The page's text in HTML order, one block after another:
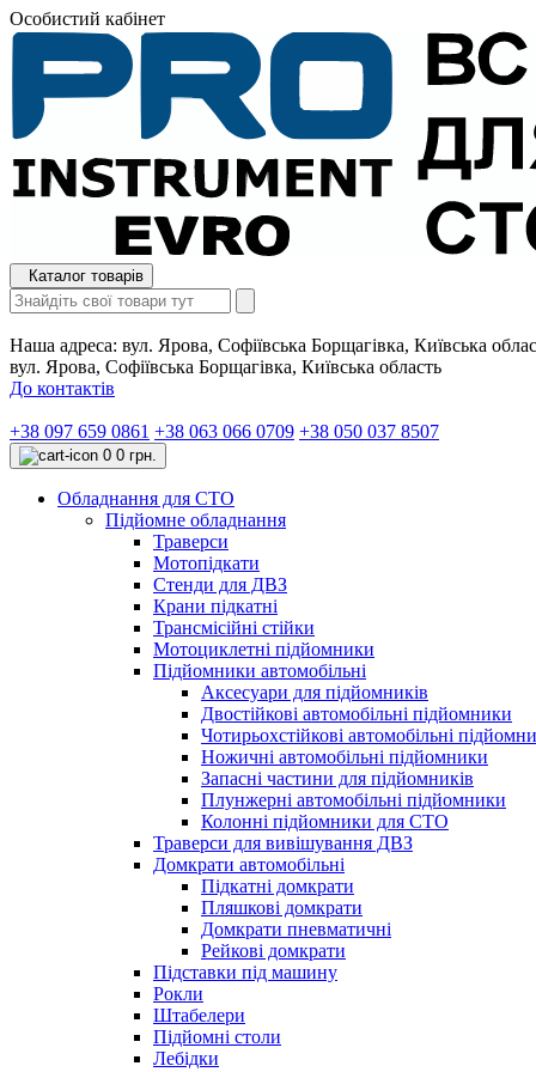
Особистий кабінет
Каталог товарів
Наша адреса: вул. Ярова, Софіївська Борщагівка, Київська
вул. Ярова, Софіївська Борщагівка, Київська область
До контактів
+38 097 659 0861 +38 063 066 0709 +38 050 037 8507
0 0 грн.
Обладнання для СТО
Підйомне обладнання
Траверси
Мотопідкати
Стенди для ДВЗ
Крани підкатні
Трансмісійні стійки
Мотоциклетні підйомники
Підйомники автомобільні
Аксесуари для підйомників
Двостійкові автомобільні підйомники
Чотирьохстійкові автомобільні
Ножичні автомобільні підйомники
Запасні частини для підйомників
Плунжерні автомобільні підйомники
Колонні підйомники для СТО
Траверси для вивішування ДВЗ
Домкрати автомобільні
Підкатні домкрати
Пляшкові домкрати
Домкрати пневматичні
Рейкові домкрати
Підставки під машину
Рокли
Штабелери
Підйомні столи
Лебідки